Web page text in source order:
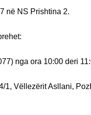
në NS Prishtina 2.
nga ora 10:00 deri
1, Vëllezërit Asllani,